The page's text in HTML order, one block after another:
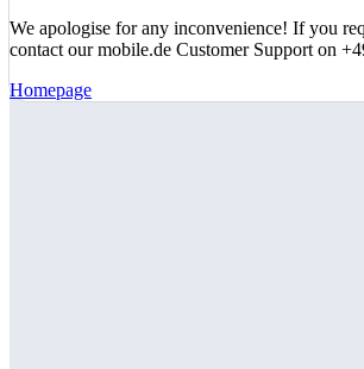
We apologise for any inconvenience! If you
contact our mobile.de Customer Support on
Homepage